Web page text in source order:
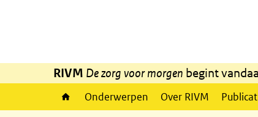
RIVM De zorg voor morgen begint
Onderwerpen Over RIVM